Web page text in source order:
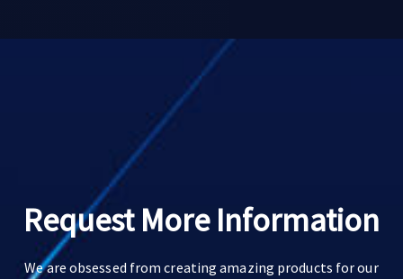
Request More Information
We are obsessed from creating amazing products for our